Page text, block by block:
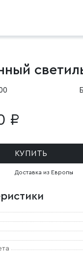
₽
КУПИТЬ
Доставка из Европы